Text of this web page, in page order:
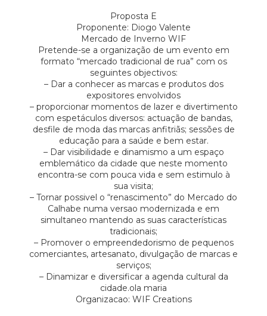
Proposta E
Proponente: Diogo Valente
Mercado de Inverno WIF
Pretende-se a organização de um evento em
formato “mercado tradicional de rua” com os
seguintes objectivos:
– Dar a conhecer as marcas e produtos dos
expositores envolvidos
– proporcionar momentos de lazer e divertimento
com espetáculos diversos: actuação de bandas,
desfile de moda das marcas anfitriãs; sessões de
educação para a saúde e bem estar.
– Dar visibilidade e dinamismo a um espaço
emblemático da cidade que neste momento
encontra-se com pouca vida e sem estimulo à
sua visita;
– Tornar possivel o “renascimento” do Mercado do
Calhabe numa versao modernizada e em
simultaneo mantendo as suas características
tradicionais;
– Promover o empreendedorismo de pequenos
comerciantes, artesanato, divulgação de marcas e
serviços;
– Dinamizar e diversificar a agenda cultural da
cidade.ola maria
Organizacao: WIF Creations